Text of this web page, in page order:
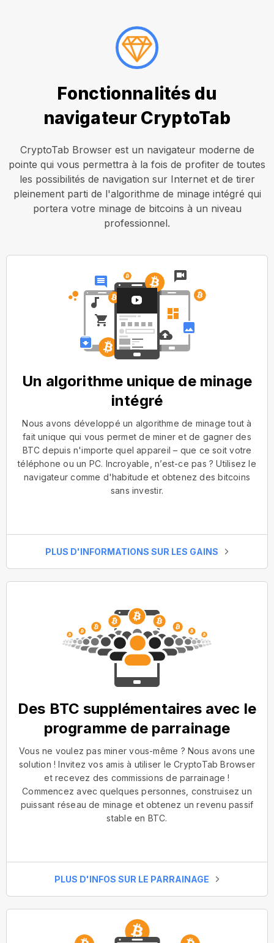
Fonctionnalités du
navigateur CryptoTab
CryptoTab Browser est un navigateur moderne de
pointe qui vous permettra à la fois de profiter de toutes
les possibilités de navigation sur Internet et de tirer
pleinement parti de l'algorithme de minage intégré qui
portera votre minage de bitcoins à un niveau
professionnel.
Un algorithme unique de minage
intégré
Nous avons développé un algorithme de minage tout à
fait unique qui vous permet de miner et de gagner des
BTC depuis n'importe quel appareil – que ce soit votre
téléphone ou un PC. Incroyable, n’est-ce pas ? Utilisez le
navigateur comme d'habitude et obtenez des bitcoins
sans investir.
PLUS D'INFORMATIONS SUR LES GAINS
Des BTC supplémentaires avec le
programme de parrainage
Vous ne voulez pas miner vous-même ? Nous avons une
solution ! Invitez vos amis à utiliser le CryptoTab Browser
et recevez des commissions de parrainage !
Commencez avec quelques personnes, construisez un
puissant réseau de minage et obtenez un revenu passif
stable en BTC.
PLUS D'INFOS SUR LE PARRAINAGE